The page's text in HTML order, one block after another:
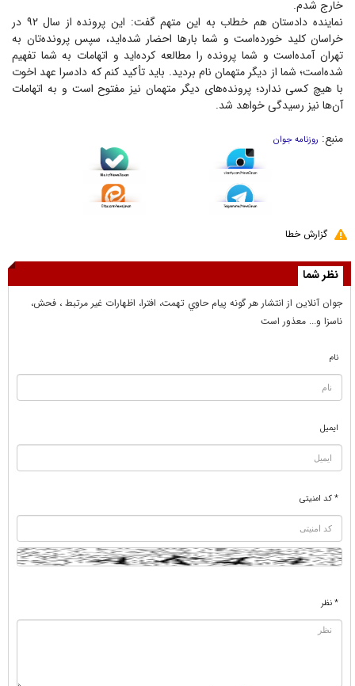
خارج شدم.
نماینده دادستان هم خطاب به این متهم گفت: این پرونده از سال ۹۲ در
خراسان کلید خورده‌است و شما بار‌ها احضار شده‌اید، سپس پرونده‌تان به
تهران آمده‌است و شما پرونده را مطالعه کرده‌اید و اتهامات به شما تفهیم
شده‌است؛ شما از دیگر متهمان نام بردید. باید تأکید کنم که دادسرا عهد اخوت
با هیچ کسی ندارد؛ پرونده‌های دیگر متهمان نیز مفتوح است و به اتهامات
آن‌ها نیز رسیدگی خواهد شد.
منبع: روزنامه جوان
گزارش خطا
نظر شما
جوان آنلاين از انتشار هر گونه پيام حاوي تهمت، افترا، اظهارات غير مرتبط ، فحش،
ناسزا و... معذور است
نام
ایمیل
* کد امنیتی
* نظر